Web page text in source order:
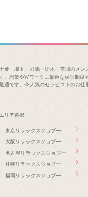
葉・埼玉・群馬・栃木・茨城のメ
。副業やWワークに最適な保証制
です。今人気のセラピストのお仕
エリア選択
東京リラックスジョブー
大阪リラックスジョブー
名古屋リラックスジョブー
札幌リラックスジョブー
福岡リラックスジョブー